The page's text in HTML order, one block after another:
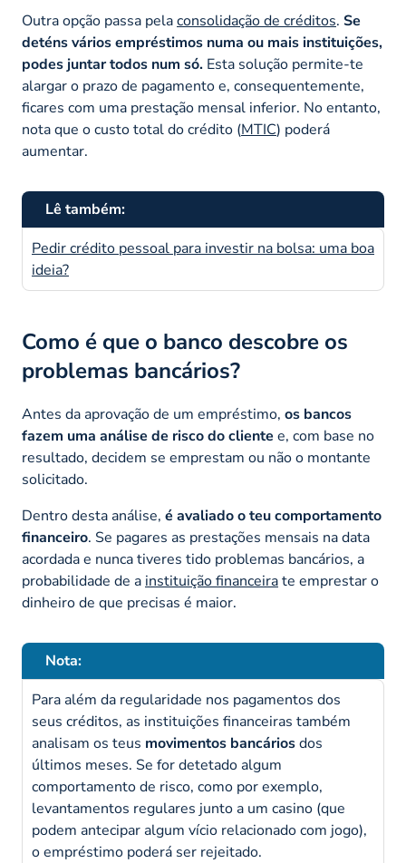
Outra opção passa pelaconsolidação de créditos. Se
deténs vários empréstimos numa ou mais instituições,
podes juntar todos num só. Esta solução permite-te
alargar o prazo de pagamento e, consequentemente,
ficares com uma prestação mensal inferior. No entanto,
nota que o custo total do crédito (MTIC) poderá
aumentar.
Lê também:
Pedir crédito pessoal para investir na bolsa: uma boa
ideia?
Como é que o banco descobre os
problemas bancários?
Antes da aprovação de um empréstimo, os bancos
fazem uma análise de risco do cliente e, com base no
resultado, decidem se emprestam ou não o montante
solicitado.
Dentro desta análise, é avaliado o teu comportamento
financeiro. Se pagares as prestações mensais na data
acordada e nunca tiveres tido problemas bancários, a
probabilidade de a instituição financeirate emprestar o
dinheiro de que precisas é maior.
Nota:
Para além da regularidade nos pagamentos dos
seus créditos, as instituições financeiras também
analisam os teus movimentos bancáriosdos
últimos meses. Se for detetado algum
comportamento de risco, como por exemplo,
levantamentos regulares junto a um casino (que
podem antecipar algum vício relacionado com jogo),
o empréstimo poderá ser rejeitado.